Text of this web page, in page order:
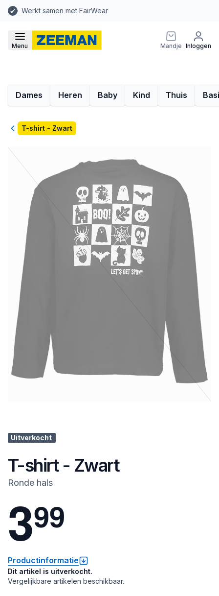
Werkt samen met FairWear
Menu Mandje Inloggen
Dames Heren Baby Kind Thuis
TerugT-shirt - Zwart
Uitverkocht
T-shirt - Zwart
Ronde hals
399
Productinformatie
Dit artikel is uitverkocht.
Vergelijkbare artikelen beschikbaar.